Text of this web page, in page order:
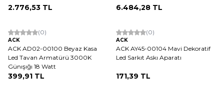
2.776,53 TL 6.484,28 TL
(0)
ACK
ACK AD02-00100 Beyaz Kasa
Led Tavan Armatürü 3000K
Günışığı 18 Watt
399,91 TL
(0)
ACK
ACK AY45-00104 Mavi Dekoratif
Led Sarkıt Askı Aparatı
171,39 TL